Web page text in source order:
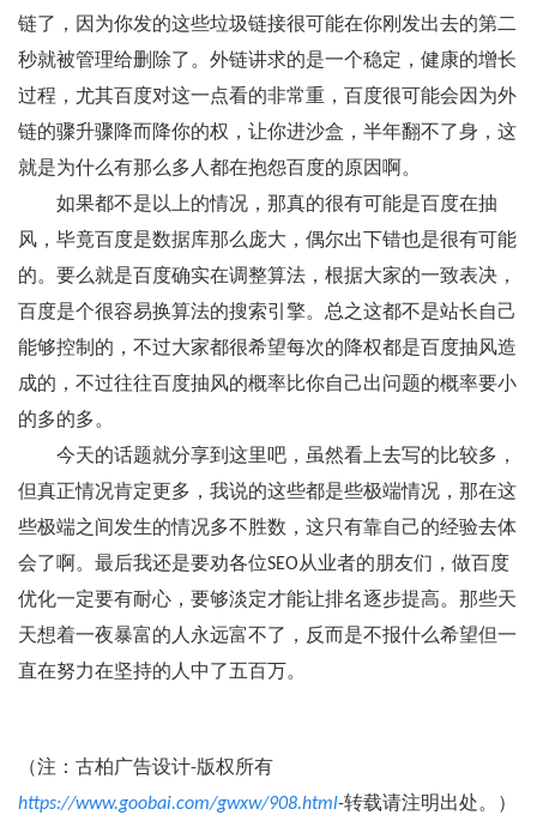
链了，因为你发的这些垃圾链接很可能在你刚发出去的第二
秒就被管理给删除了。外链讲求的是一个稳定，健康的增长
过程，尤其百度对这一点看的非常重，百度很可能会因为外
链的骤升骤降而降你的权，让你进沙盒，半年翻不了身，这
就是为什么有那么多人都在抱怨百度的原因啊。
如果都不是以上的情况，那真的很有可能是百度在抽
风，毕竟百度是数据库那么庞大，偶尔出下错也是很有可能
的。要么就是百度确实在调整算法，根据大家的一致表决，
百度是个很容易换算法的搜索引擎。总之这都不是站长自己
能够控制的，不过大家都很希望每次的降权都是百度抽风造
成的，不过往往百度抽风的概率比你自己出问题的概率要小
的多的多。
今天的话题就分享到这里吧，虽然看上去写的比较多，
但真正情况肯定更多，我说的这些都是些极端情况，那在这
些极端之间发生的情况多不胜数，这只有靠自己的经验去体
会了啊。最后我还是要劝各位SEO从业者的朋友们，做百度
优化一定要有耐心，要够淡定才能让排名逐步提高。那些天
天想着一夜暴富的人永远富不了，反而是不报什么希望但一
直在努力在坚持的人中了五百万。
（注：古柏广告设计-版权所有
https://www.goobai.com/gwxw/908.html-转载请注明出处。）